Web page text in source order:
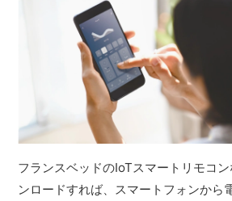
フランスベッドのIoTスマートリモコ
ンロードすれば、スマートフォンから